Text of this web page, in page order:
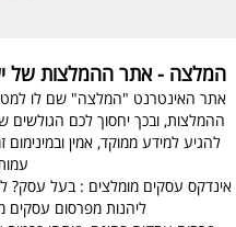
המלצה - אתר ההמלצות של
אתר האינטרנט "המלצה" שם לו
ההמלצות, ובכך יחסוך לכם הגולשים
להגיע למידע ממוקד, אמין
אינדקס עסקים מומלצים : בעל עסק?
ליהנות מפרסום עסקים